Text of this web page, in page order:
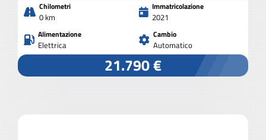
Chilometri
0 km
Immatricolazione
2021
Alimentazione
Elettrica
Cambio
Automatico
21.790 €